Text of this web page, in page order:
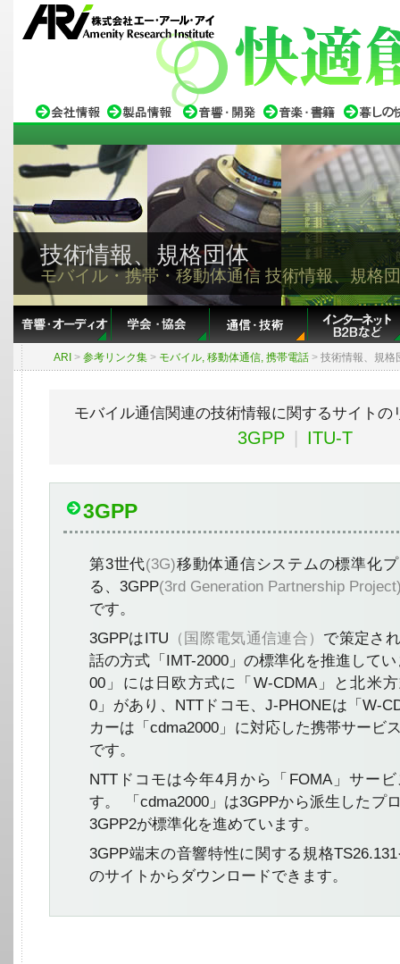
技術情報、規格団体
モバイル・携帯・移動体通信 技術情報、規格
ARI > 参考リンク集 > モバイル, 移動体通信, 携帯電話 > 技術情報、規格
モバイル通信関連の技術情報に関するサイトの
3GPP ITU-T
3GPP
第3世代(3G)移動体通信システムの標準化
る、3GPP(3rd Generation Partnership
です。
3GPPはITU （国際電気通信連合） で策定さ
話の方式「IMT-2000」の標準化を推進して
00」には日欧方式に「W-CDMA」と北米
0」があり、NTTドコモ、J-PHONEは「W-
カーは「cdma2000」に対応した携帯サービ
です。
NTTドコモは今年4月から「FOMA」サー
す。 「cdma2000」は3GPPから派生したプ
3GPP2が標準化を進めています。
3GPP端末の音響特性に関する規格
のサイトからダウンロードできます。